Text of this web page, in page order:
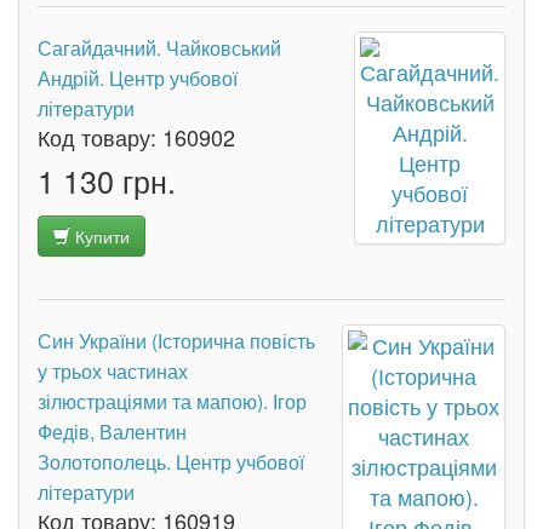
Сагайдачний. Чайковський
Андрій. Центр учбової
літератури
Код товару: 160902
1 130 грн.
Купити
Син України (Історична повість
у трьох частинах
зілюстраціями та мапою). Ігор
Федів, Валентин
Золотополець. Центр учбової
літератури
Код товару: 160919